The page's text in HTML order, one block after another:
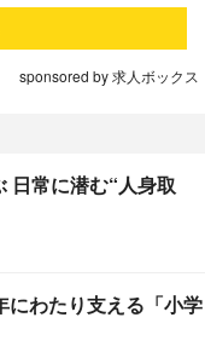
sponsored by 求人ボックス
日常に潜む“人身取
にわたり支える「小学